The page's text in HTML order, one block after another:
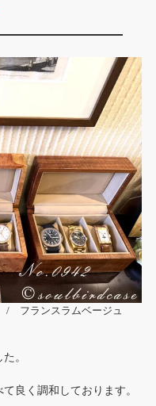
/ フランスラムベージュ
。
良く調和しております。